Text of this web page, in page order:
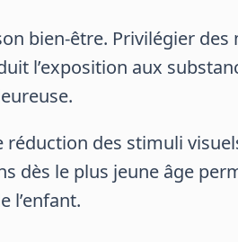
bien-être. Privilégier des
l’exposition aux
réduction des stimuli
dès le plus jeune âge
l’enfant.